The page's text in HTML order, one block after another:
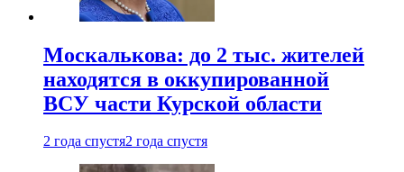
Москалькова: до 2 тыс. жителей
находятся в оккупированной
ВСУ части Курской области
2 года спустя2 года спустя